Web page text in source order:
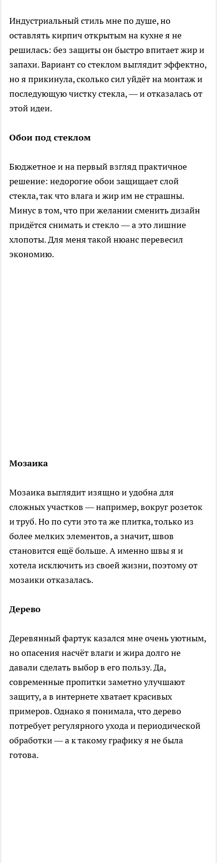
Индустриальный стиль мне по душе, но
оставлять кирпич открытым на кухне я не
решилась: без защиты он быстро впитает жир и
запахи. Вариант со стеклом выглядит эффектно,
но я прикинула, сколько сил уйдёт на монтаж и
последующую чистку стекла, — и отказалась от
этой идеи.
Обои под стеклом
Бюджетное и на первый взгляд практичное
решение: недорогие обои защищает слой
стекла, так что влага и жир им не страшны.
Минус в том, что при желании сменить дизайн
придётся снимать и стекло — а это лишние
хлопоты. Для меня такой нюанс перевесил
экономию.
Мозаика
Мозаика выглядит изящно и удобна для
сложных участков — например, вокруг розеток
и труб. Но по сути это та же плитка, только из
более мелких элементов, а значит, швов
становится ещё больше. А именно швы я и
хотела исключить из своей жизни, поэтому от
мозаики отказалась.
Дерево
Деревянный фартук казался мне очень уютным,
но опасения насчёт влаги и жира долго не
давали сделать выбор в его пользу. Да,
современные пропитки заметно улучшают
защиту, а в интернете хватает красивых
примеров. Однако я понимала, что дерево
потребует регулярного ухода и периодической
обработки — а к такому графику я не была
готова.